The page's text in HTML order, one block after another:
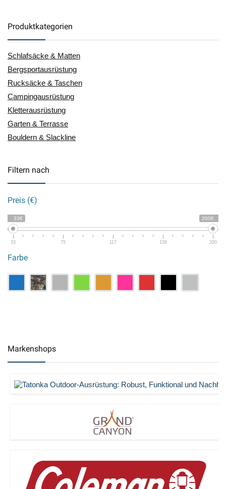
Produktkategorien
Schlafsäcke & Matten
Bergsportausrüstung
Rucksäcke & Taschen
Campingausrüstung
Kletterausrüstung
Garten & Terrasse
Bouldern & Slackline
Filtern nach
Preis (€)
33€ 200€
33 75 117 158 200
Farbe
Markenshops